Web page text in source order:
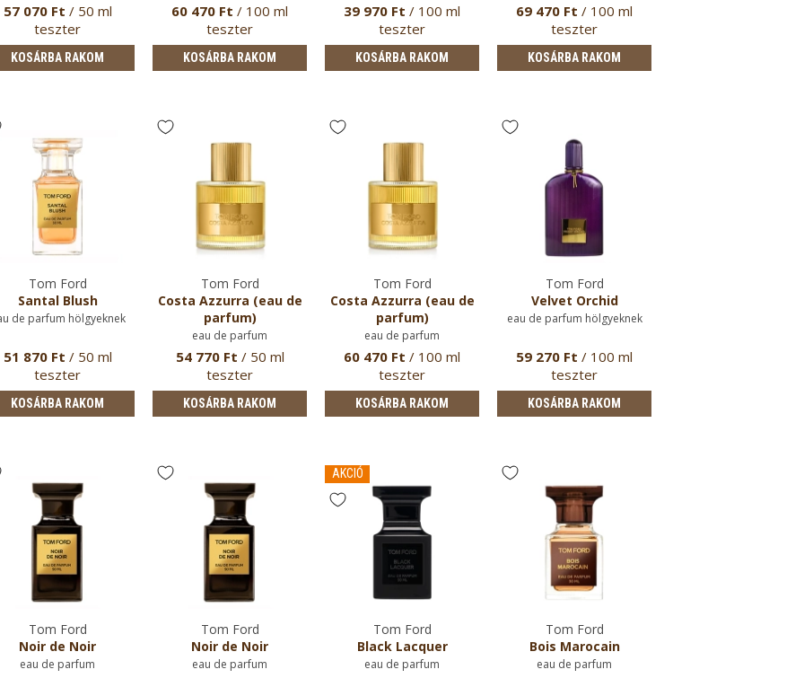
57 070 Ft / 50 ml
teszter
KOSÁRBA RAKOM
60 470 Ft / 100 ml
teszter
KOSÁRBA RAKOM
39 970 Ft / 100 ml
teszter
KOSÁRBA RAKOM
69 470 Ft / 100 ml
teszter
KOSÁRBA RAKOM
Tom Ford
Santal Blush
de parfum hölgyeknek
51 870 Ft / 50 ml
teszter
KOSÁRBA RAKOM
Tom Ford
Costa Azzurra (eau de
parfum)
eau de parfum
54 770 Ft / 50 ml
teszter
KOSÁRBA RAKOM
Tom Ford
Costa Azzurra (eau de
parfum)
eau de parfum
60 470 Ft / 100 ml
teszter
KOSÁRBA RAKOM
Tom Ford
Velvet Orchid
eau de parfum hölgyeknek
59 270 Ft / 100 ml
teszter
KOSÁRBA RAKOM
Tom Ford
Noir de Noir
eau de parfum
Tom Ford
Noir de Noir
eau de parfum
AKCIÓ
Tom Ford
Black Lacquer
eau de parfum
Tom Ford
Bois Marocain
eau de parfum